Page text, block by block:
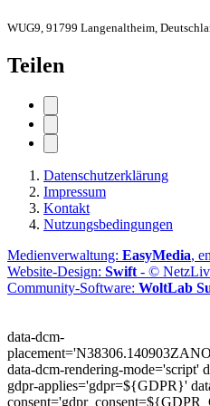
WUG9, 91799 Langenaltheim,
Teilen
Datenschutzerklärung
Impressum
Kontakt
Nutzungsbedingungen
Medienverwaltung: EasyMedia,
Website-Design: Swift - ©
Community-Software: WoltLab
data-dcm-
data-dcm-rendering-mode='script'
gdpr-applies='gdpr=${GDPR}'